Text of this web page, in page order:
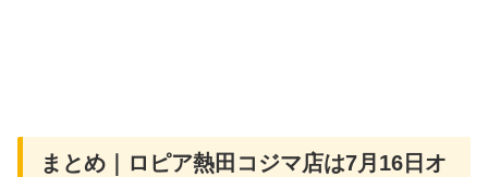
まとめ｜ロピア熱田コジマ店は7月16日オ